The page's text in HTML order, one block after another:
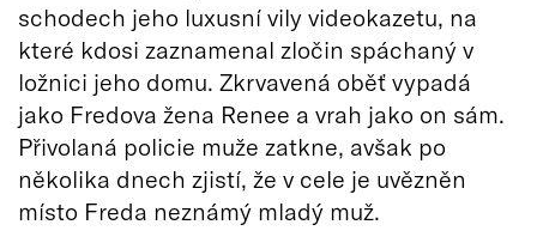
schodech jeho luxusní vily videokazetu, na
které kdosi zaznamenal zločin spáchaný v
ložnici jeho domu. Zkrvavená oběť vypadá
jako Fredova žena Renee a vrah jako on sám.
Přivolaná policie muže zatkne, avšak po
několika dnech zjistí, že v cele je uvězněn
místo Freda neznámý mladý muž.